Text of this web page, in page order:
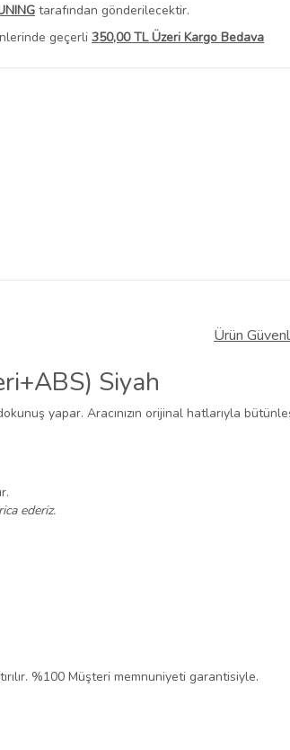
tarafından gönderilecektir.
geçerli 350,00 TL Üzeri Kargo Bedava
Ürünlerini Görüntüle
Ürün
Siyah
yapar. Aracınızın orijinal hatlarıyla
ederiz.
%100 Müşteri memnuniyeti garantisiyle.